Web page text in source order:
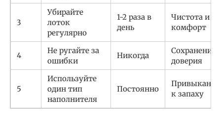
3
Убирайте
лоток
регулярно
1-2 раза в
день
Чистота и
комфорт
4
Не ругайте за
ошибки
Никогда
Сохранение
доверия
5
Используйте
один тип
наполнителя
Постоянно
Привыкание
к запаху